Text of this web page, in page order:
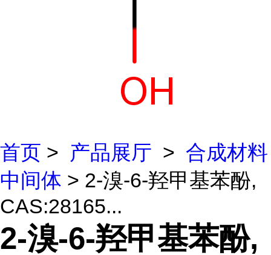
首页 > 产品展厅 > 合成材料
中间体 > 2-溴-6-羟甲基苯酚,
CAS:28165...
2-溴-6-羟甲基苯酚,